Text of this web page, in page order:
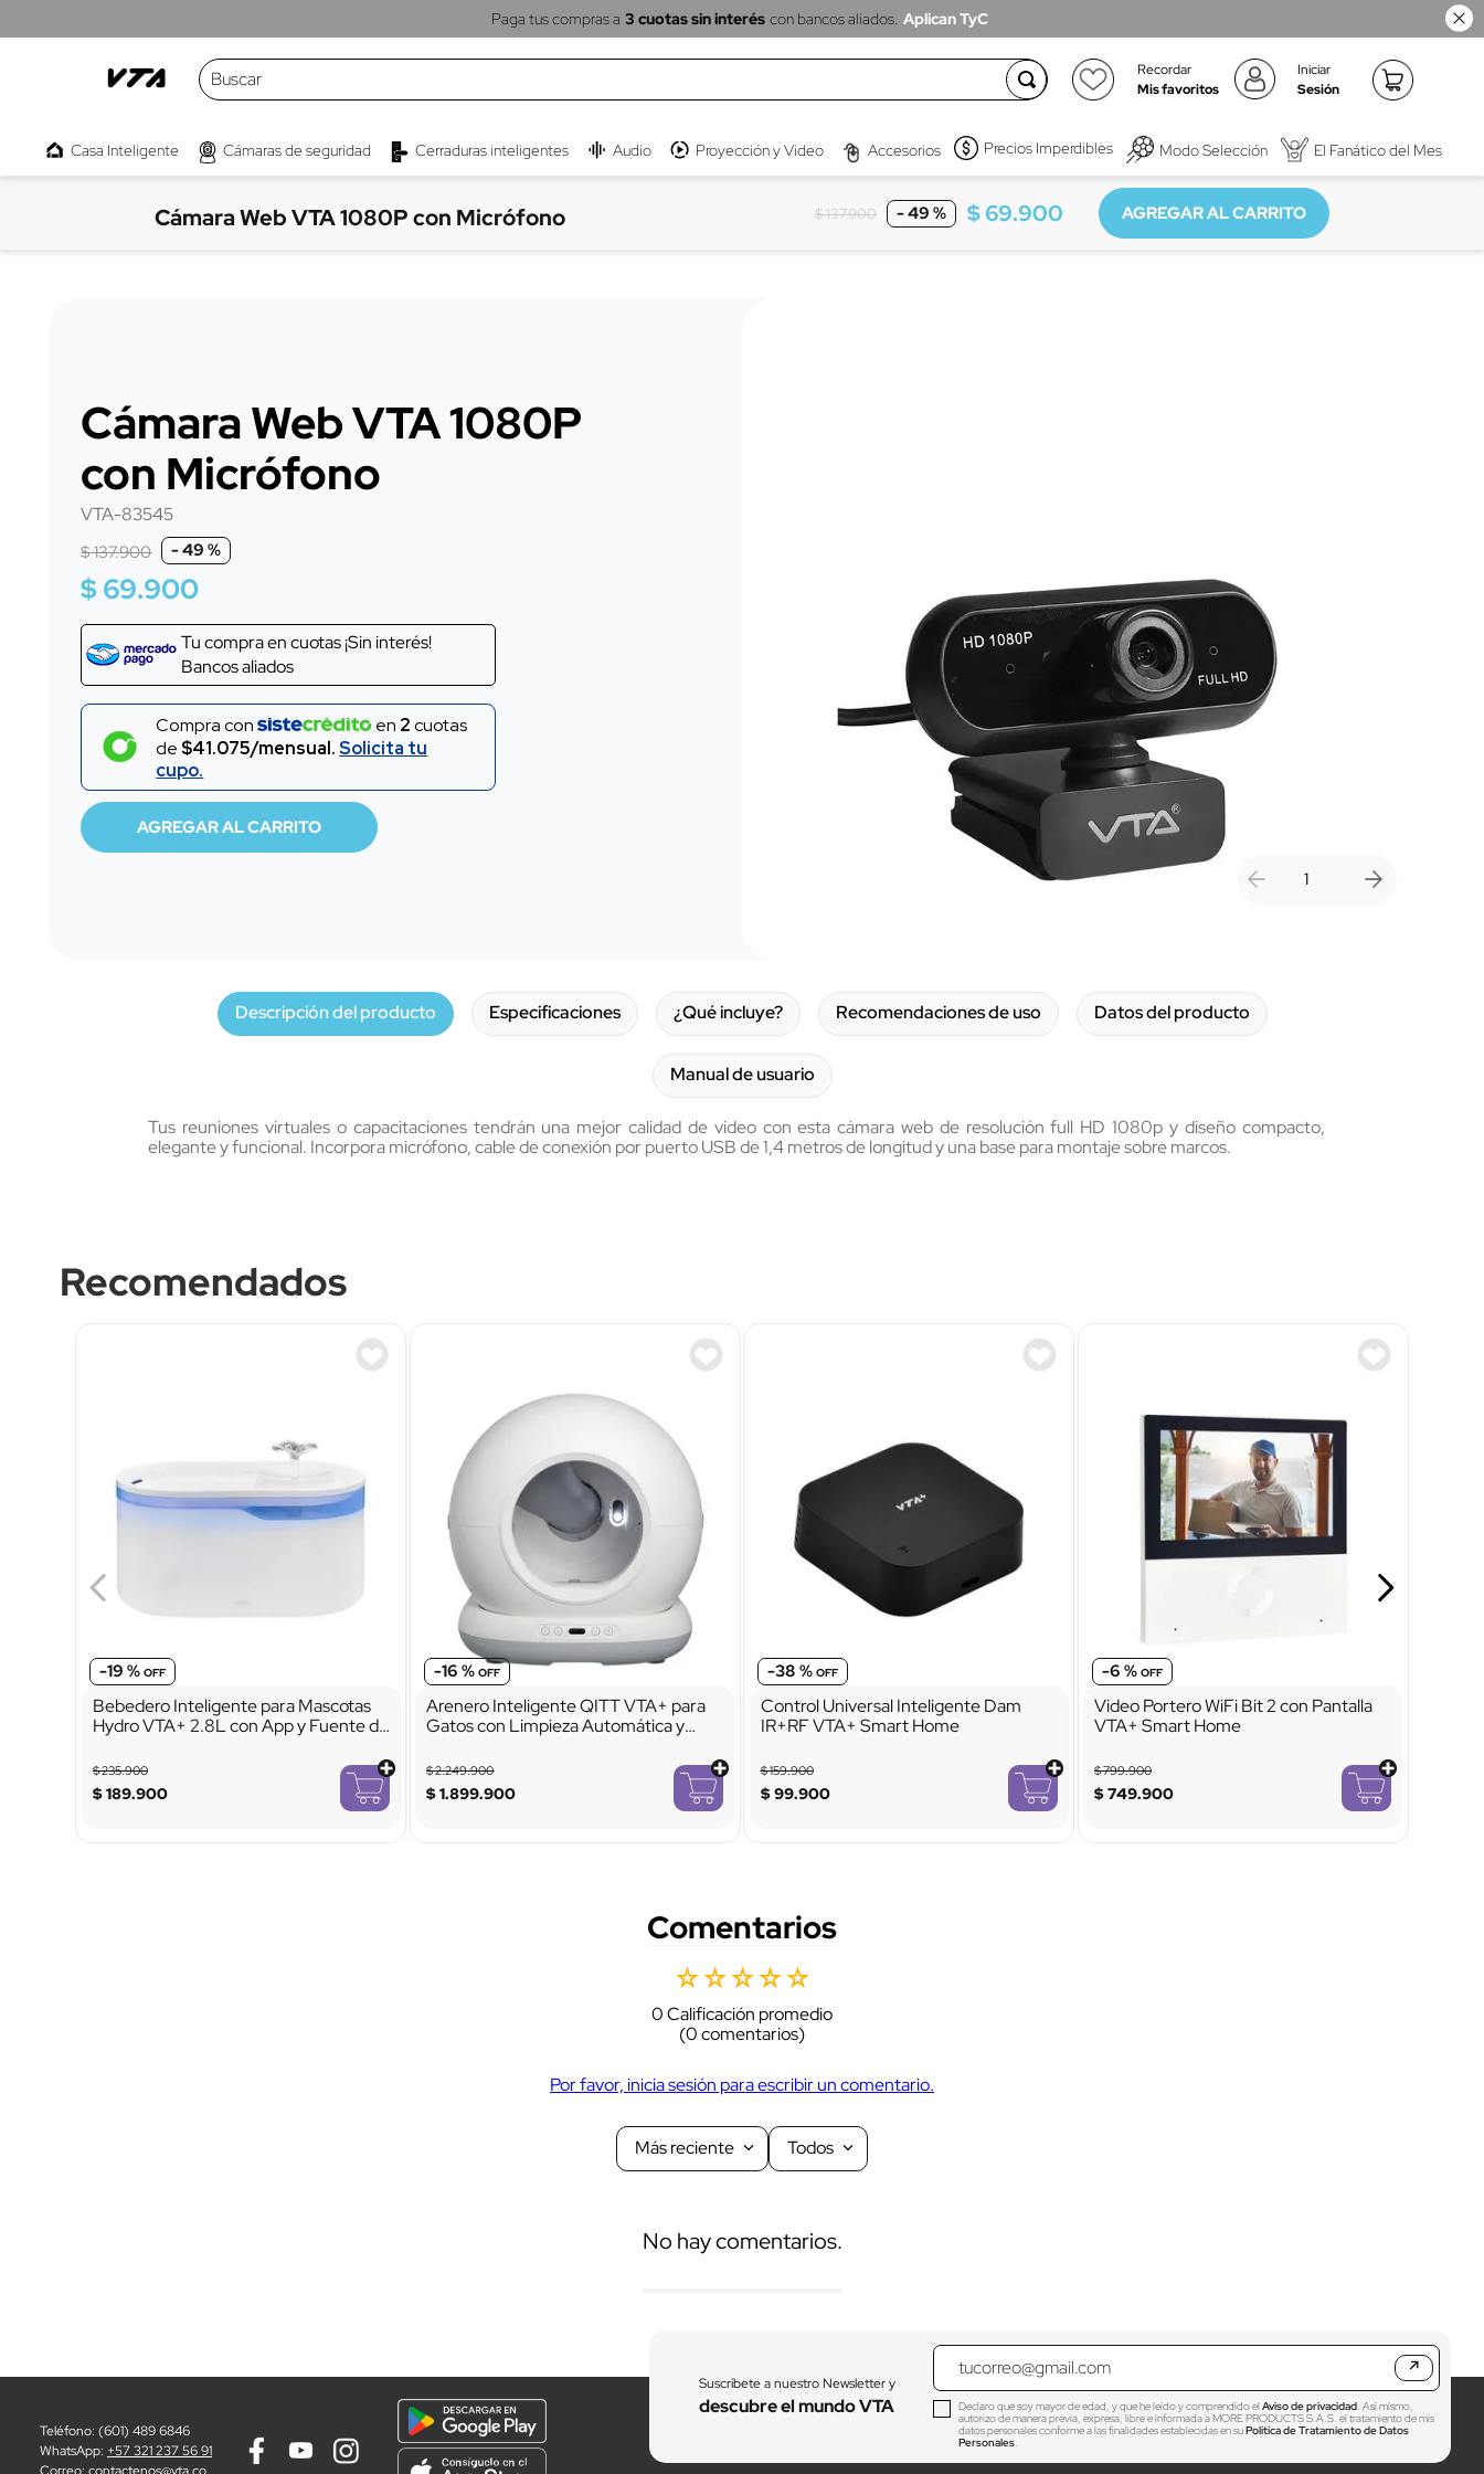
Paga tus compras a 3 cuotas sin interés con bancos aliados. Aplican TyC
Buscar
Recordar
Mis favoritos
Iniciar
Sesión
Casa Inteligente Cámaras de seguridad Cerraduras inteligentes Audio Proyección y Video Accesorios Precios Imperdibles Modo Selección El Fanático del Mes
Cámara Web VTA 1080P con Micrófono $137.900 -49 % $69.900
Cámara Web VTA 1080P
con Micrófono
VTA-83545
$137.900 -49 %
$69.900
Tu compra encuotas ¡Sin interés!
Bancos aliados
Compra con en 2cuotas
de $41.075/mensual.Solicita tu
cupo.
Descripción del producto Especificaciones ¿Qué incluye? Recomendaciones de uso Datos del producto
Manual de usuario
Tus reuniones virtuales o capacitaciones tendrán una mejor calidad de video con esta cámara web de resolución full HD 1080p y diseño compacto,
elegante y funcional. Incorpora micrófono, cable de conexión por puerto USB de 1,4 metros de longitud y una base para montaje sobre marcos.
Recomendados
-19 %
Bebedero Inteligente para Mascotas
Hydro VTA+ 2.8L con App y Fuente de
$235.900
$189.900
-16 %
Arenero Inteligente QITT VTA+ para
Gatos con Limpieza Automática y
$2.249.900
$1.899.900
-38 %
Control Universal Inteligente Dam
IR+RF VTA+ Smart Home
$159.900
$99.900
-6 %
Video Portero WiFi Bit 2 con Pantalla
VTA+ Smart Home
$799.900
$749.900
Comentarios
☆☆☆☆☆
0 Calificación promedio
(0 comentarios)
Por favor, inicia sesión para escribir un comentario.
Más reciente Todos
No hay comentarios.
Teléfono: (601) 489 6846
WhatsApp: +57 321 237 56 91
Correo: contactenos@vta.co
Suscríbete a nuestro Newsletter y
descubre el mundo VTA
↗
Declaro que soy mayor de edad, y que he leído y comprendido elAviso de privacidad. Así mismo,
autorizo de manera previa, expresa, libre e informada a MORE PRODUCTS S.A.S. el tratamiento de mis
datos personales conforme a las finalidades establecidas en suPolítica de Tratamiento de Datos
Personales.
cámaras
8. bombillo
9. barra sonido